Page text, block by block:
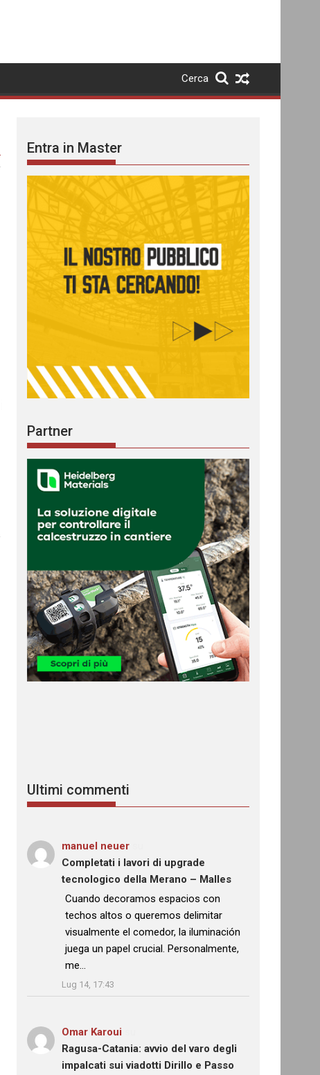
Cerca
Entra in Master
Partner
Ultimi commenti
manuel neuer
Completati i lavori di upgrade
tecnologico della Merano – Malles
: “
Cuando decoramos espacios con
techos altos o queremos delimitar
visualmente el comedor, la iluminación
juega un papel crucial. Personalmente,
me…
Lug 14, 17:43
Omar Karoui
Ragusa-Catania: avvio del varo degli
impalcati sui viadotti Dirillo e Passo